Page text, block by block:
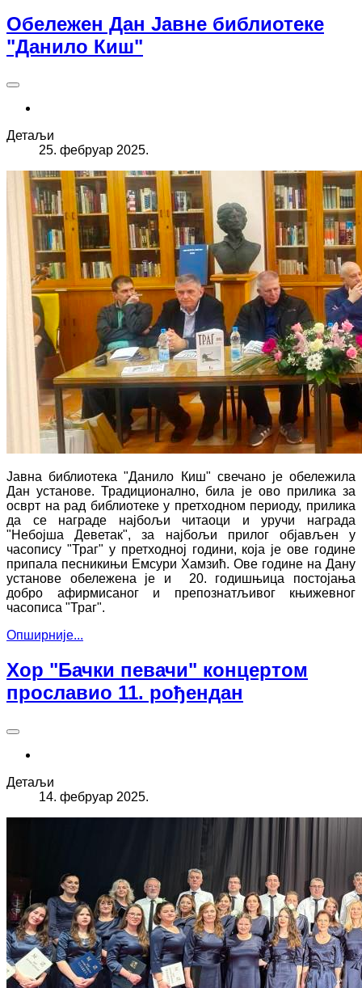
Обележен Дан Јавне библиотеке
"Данило Киш"
Детаљи
25. фебруар 2025.
Јавна библиотека "Данило Киш" свечано је обележила
Дан установе. Традиционално, била је ово прилика за
осврт на рад библиотеке у претходном периоду, прилика
да се награде најбољи читаоци и уручи награда
"Небојша Деветак", за најбољи прилог објављен у
часопису "Траг" у претходној години, која је ове године
припала песникињи Емсури Хамзић. Ове године на Дану
установе обележена је и 20. годишњица постојања
добро афирмисаног и препознатљивог књижевног
часописа "Траг".
Опширније...
Хор "Бачки певачи" концертом
прославио 11. рођендан
Детаљи
14. фебруар 2025.